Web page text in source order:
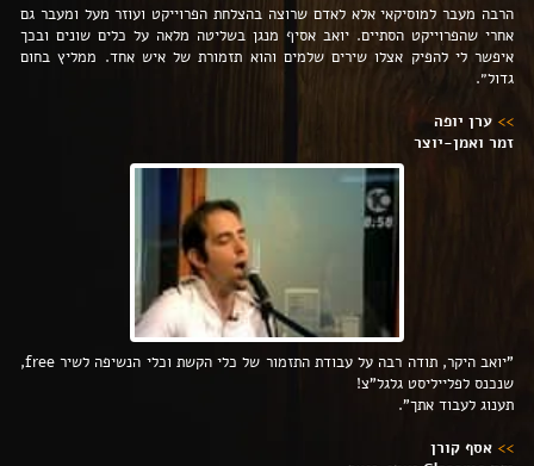
הרבה מעבר למוסיקאי אלא לאדם שרוצה בהצלחת הפרוייקט ועוזר מעל ומעבר גם
אחרי שהפרוייקט הסתיים. יואב אסיף מנגן בשליטה מלאה על כלים שונים ובכך
איפשר לי להפיק אצלו שירים שלמים והוא תזמורת של איש אחד. ממליץ בחום
גדול״.
>> ערן יופה
זמר ואמן-יוצר
"יואב היקר, תודה רבה על עבודת התזמור של כלי הקשת וכלי הנשיפה לשיר free,
שנכנס לפלייליסט גלגל"צ!
תענוג לעבוד אתך".
>> אסף קורן